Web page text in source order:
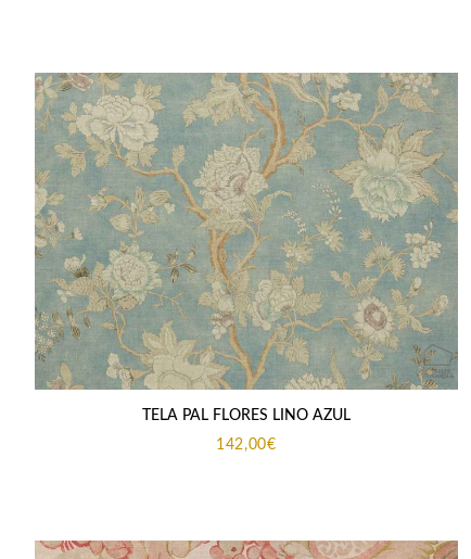
TELA PAL FLORES LINO AZUL
142,00€